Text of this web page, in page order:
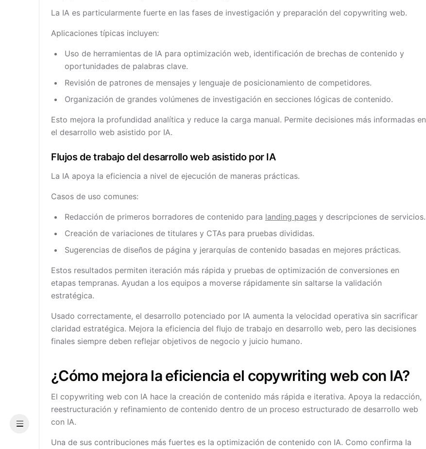
Menu
La IA es particularmente fuerte en las fases de investigación y preparación del copywriting web.
Aplicaciones típicas incluyen:
Uso de herramientas de IA para optimización web, identificación de brechas de contenido y
oportunidades de palabras clave.
Revisión de patrones de mensajes y lenguaje de posicionamiento de competidores.
Organización de grandes volúmenes de investigación en secciones lógicas de contenido.
Esto mejora la profundidad analítica y reduce la carga manual. Permite decisiones más informadas en
el desarrollo web asistido por IA.
Flujos de trabajo del desarrollo web asistido por IA
La IA apoya la eficiencia a nivel de ejecución de maneras prácticas.
Casos de uso comunes:
Redacción de primeros borradores de contenido para landing pages y descripciones de servicios.
Creación de variaciones de titulares y CTAs para pruebas divididas.
Sugerencias de diseños de página y jerarquías de contenido basadas en mejores prácticas.
Estos resultados permiten iteración más rápida y pruebas de optimización de conversiones en
etapas tempranas. Ayudan a los equipos a moverse rápidamente sin saltarse la validación
estratégica.
Usado correctamente, el desarrollo potenciado por IA aumenta la velocidad operativa sin sacrificar
claridad estratégica. Mejora la eficiencia del flujo de trabajo en desarrollo web, pero las decisiones
finales siempre deben reflejar objetivos de negocio y juicio humano.
¿Cómo mejora la eficiencia el copywriting web con IA?
El copywriting web con IA hace la creación de contenido más rápida e iterativa. Apoya la redacción,
reestructuración y refinamiento de contenido dentro de un proceso estructurado de desarrollo web
con IA.
Una de sus contribuciones más fuertes es la optimización de contenido con IA. Como confirma la